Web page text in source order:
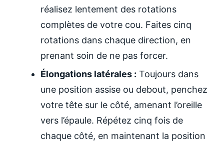
réalisez lentement des rotations
complètes de votre cou. Faites cinq
rotations dans chaque direction, en
prenant soin de ne pas forcer.
Élongations latérales : Toujours dans
une position assise ou debout, penchez
votre tête sur le côté, amenant l’oreille
vers l’épaule. Répétez cinq fois de
chaque côté, en maintenant la position